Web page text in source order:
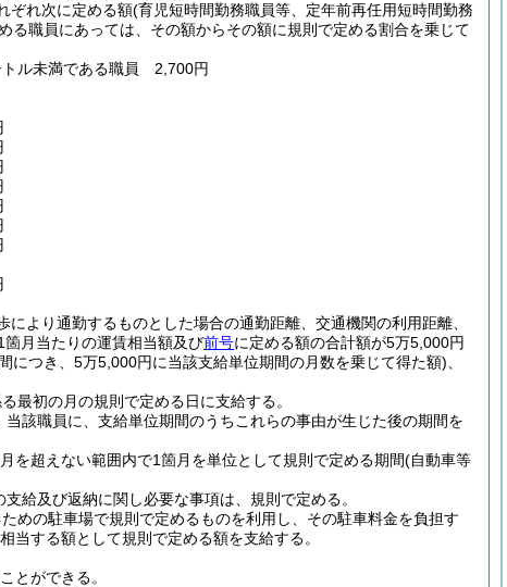
ぞれ次に定める額(育児短時間勤務職員等、定年前再任用短時間勤務
職員にあっては、その額からその額に規則で定める割合を乗じて
トル未満である職員 2,700円
より通勤するものとした場合の通勤距離、交通機関の利用距離、
箇月当たりの運賃相当額及び前号に定める額の合計額が5万5,000円
につき、5万5,000円に当該支給単位期間の月数を乗じて得た額)
最初の月の規則で定める日に支給する。
該職員に、支給単位期間のうちこれらの事由が生じた後の期間を
を超えない範囲内で1箇月を単位として規則で定める期間(自動車等
給及び返納に関し必要な事項は、規則で定める。
めの駐車場で規則で定めるものを利用し、その駐車料金を負担す
する額として規則で定める額を支給する。
とができる。